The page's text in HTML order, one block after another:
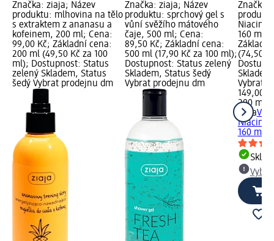
Značka: ziaja; Název
produktu: mlhovina na tělo
s extraktem z ananasu a
kofeinem, 200 ml; Cena:
99,00 Kč; Základní cena:
200 ml (49,50 Kč za 100
ml); Dostupnost: Status
zelený Skladem, Status
šedý Vybrat prodejnu dm
Značka: ziaja; Název
produktu: sprchový gel s
vůní svěžího mátového
čaje, 500 ml; Cena:
89,50 Kč; Základní cena:
500 ml (17,90 Kč za 100 ml);
Dostupnost: Status zelený
Skladem, Status šedý
Vybrat prodejnu dm
Značka:
160 ml;
(74,50
Vybrat
149,00
200 ml
ziaja
160 ml